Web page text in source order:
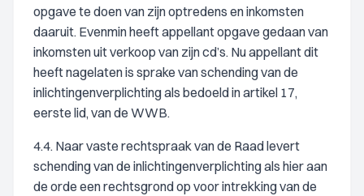
opgave te doen van zijn optredens en inkomsten
daaruit. Evenmin heeft appellant opgave gedaan van
inkomsten uit verkoop van zijn cd’s. Nu appellant dit
heeft nagelaten is sprake van schending van de
inlichtingenverplichting als bedoeld in artikel 17,
eerste lid, van de WWB.
4.4. Naar vaste rechtspraak van de Raad levert
schending van de inlichtingenverplichting als hier aan
de orde een rechtsgrond op voor intrekking van de